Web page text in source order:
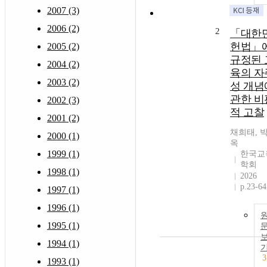
2007 (3)
2006 (2)
2005 (2)
2004 (2)
2003 (2)
2002 (3)
2001 (2)
2000 (1)
1999 (1)
1998 (1)
1997 (1)
1996 (1)
1995 (1)
1994 (1)
1993 (1)
2
「대한
헌법」
규정된
육의 자
성 개념
관한 비
적 고찰
채희태,
옥
한국
학회
2026
p.23-64
3